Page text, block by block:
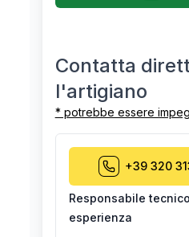
Contatta
l'artigiano
* potrebbe essere
+39 320
Responsabile tecnico
esperienza